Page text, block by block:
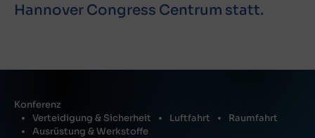
Hannover Congress Centrum statt.
Konferenz
Verteidigung & Sicherheit
Luftfahrt
Raumfahrt
Ausrüstung & Werkstoffe